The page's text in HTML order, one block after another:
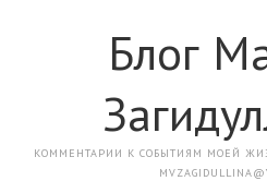
Блог
КОММЕНТАРИИ К СОБЫТИЯМ МОЕЙ